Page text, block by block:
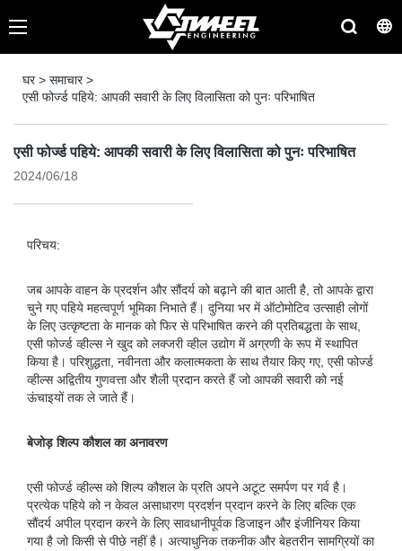
घर> समाचार>
एसी फोर्ज्ड पहिये: आपकी सवारी के लिए विलासिता को पुनः परिभाषित
एसी फोर्ज्ड पहिये: आपकी सवारी के लिए विलासिता को पुनः परिभाषित
2024/06/18
परिचय:
जब आपके वाहन के प्रदर्शन और सौंदर्य को बढ़ाने की बात आती है, तो आपके द्वारा
चुने गए पहिये महत्वपूर्ण भूमिका निभाते हैं। दुनिया भर में ऑटोमोटिव उत्साही लोगों
के लिए उत्कृष्टता के मानक को फिर से परिभाषित करने की प्रतिबद्धता के साथ,
एसी फोर्ज्ड व्हील्स ने खुद को लक्जरी व्हील उद्योग में अग्रणी के रूप में स्थापित
किया है। परिशुद्धता, नवीनता और कलात्मकता के साथ तैयार किए गए, एसी फोर्ज्ड
व्हील्स अद्वितीय गुणवत्ता और शैली प्रदान करते हैं जो आपकी सवारी को नई
ऊंचाइयों तक ले जाते हैं।
बेजोड़ शिल्प कौशल का अनावरण
एसी फोर्ज्ड व्हील्स को शिल्प कौशल के प्रति अपने अटूट समर्पण पर गर्व है।
प्रत्येक पहिये को न केवल असाधारण प्रदर्शन प्रदान करने के लिए बल्कि एक
सौंदर्य अपील प्रदान करने के लिए सावधानीपूर्वक डिजाइन और इंजीनियर किया
गया है जो किसी से पीछे नहीं है। अत्याधुनिक तकनीक और बेहतरीन सामग्रियों का